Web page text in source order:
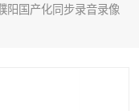
阳国产化同步录音录像